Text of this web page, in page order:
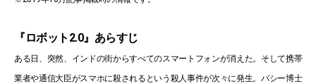
『ロボット2.0』あらすじ
ある日、突然、インドの街からすべてのスマートフォンが消えた。そして携帯
業者や通信大臣がスマホに殺されるという殺人事件が次々に発生。バシー博士